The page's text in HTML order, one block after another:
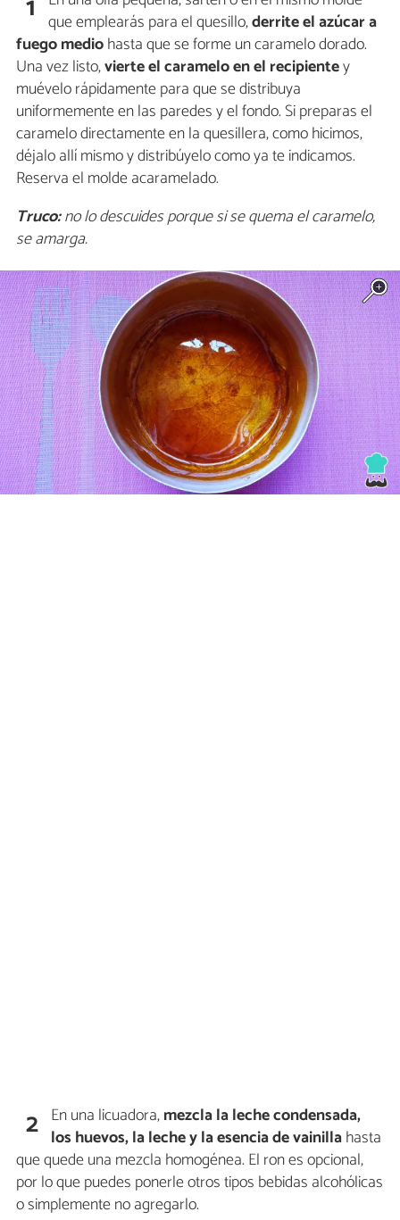
que emplearás para el quesillo,derrite el azúcar a
fuego mediohasta que se forme un caramelo dorado.
Una vez listo,vierte el caramelo en el recipientey
muévelo rápidamente para que se distribuya
uniformemente en las paredes y el fondo. Si preparas el
caramelo directamente en la quesillera, como hicimos,
déjalo allí mismo y distribúyelo como ya te indicamos.
Reserva el molde acaramelado.
Truco:no lo descuides porque si se quema el caramelo,
se amarga.
2 En una licuadora,mezcla la leche condensada,
los huevos, la leche y la esencia de vainillahasta
que quede una mezcla homogénea. El ron es opcional,
por lo que puedes ponerle otros tipos bebidas alcohólicas
o simplemente no agregarlo.